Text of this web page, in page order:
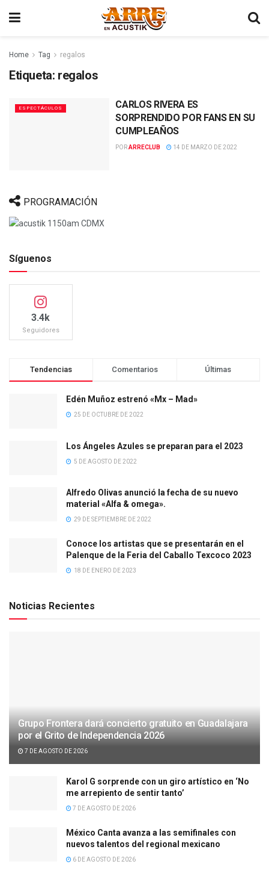
Home Tag regalos
Etiqueta: regalos
ESPECTÁCULOS
CARLOS RIVERA ES
SORPRENDIDO POR FANS EN SU
CUMPLEAÑOS
PORARRECLUB 14 DE MARZO DE 2022
PROGRAMACIÓN
Síguenos
3.4k
Seguidores
Tendencias Comentarios Últimas
Edén Muñoz estrenó «Mx – Mad»
25 DE OCTUBRE DE 2022
Los Ángeles Azules se preparan para el 2023
5 DE AGOSTO DE 2022
Alfredo Olivas anunció la fecha de su nuevo
material «Alfa & omega».
29 DE SEPTIEMBRE DE 2022
Conoce los artistas que se presentarán en el
Palenque de la Feria del Caballo Texcoco 2023
18 DE ENERO DE 2023
Noticias Recientes
Grupo Frontera dará concierto gratuito en Guadalajara
por el Grito de Independencia 2026
7 DE AGOSTO DE 2026
Karol G sorprende con un giro artístico en ‘No
me arrepiento de sentir tanto’
7 DE AGOSTO DE 2026
México Canta avanza a las semifinales con
nuevos talentos del regional mexicano
6 DE AGOSTO DE 2026